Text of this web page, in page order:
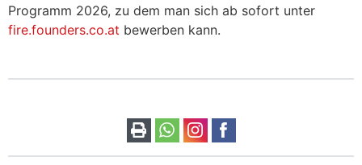
Programm 2026, zu dem man sich ab sofort unter
fire.founders.co.at bewerben kann.